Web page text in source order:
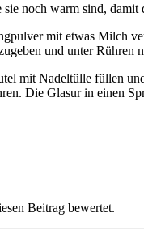
noch warm sind,
mit etwas Milch
und unter Rühren
mit Nadeltülle füllen
Die Glasur in einen
Beitrag bewertet.